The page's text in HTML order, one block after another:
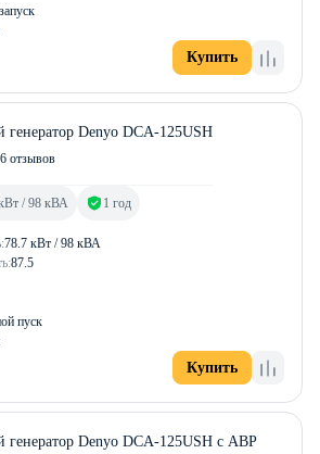
Купить
генератор Denyo DCA-125USH
6 отзывов
78.7 кВт / 98 кВА
87.5
пуск
/ 98 кВА 1 год
Купить
генератор Denyo DCA-125USH с АВР